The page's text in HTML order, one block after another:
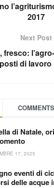
2017
Next Post
di lavoro
COMMENTS
di Natale,
17, 2025
eventi di
delle acque